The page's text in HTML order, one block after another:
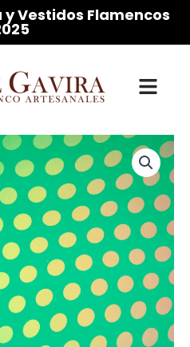
Vestidos Flamencos